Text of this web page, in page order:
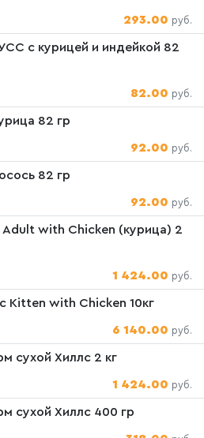
293.00 руб.
с курицей и индейкой 82
82.00 руб.
82 гр
92.00 руб.
82 гр
92.00 руб.
with Chicken (курица) 2
1 424.00 руб.
Kitten with Chicken 10кг
6 140.00 руб.
сухой Хиллс 2 кг
1 424.00 руб.
сухой Хиллс 400 гр